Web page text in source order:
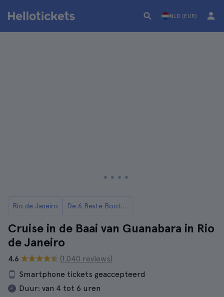
NLD (EUR)
Rio de Janeiro De 6 Beste Boottochten en Cruises in Rio de Janeiro
Cruise in de Baai van Guanabara in Rio
de Janeiro
4.6
(1.040 reviews)
Smartphone tickets geaccepteerd
Duur: van 4 tot 6 uren